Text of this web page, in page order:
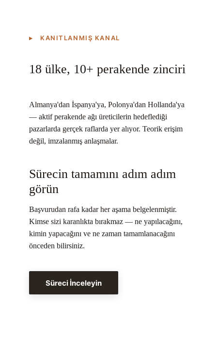
Süreci İnceleyin
▸ KANITLANMIŞ KANAL
Sürecin tamamını adım adım
görün
18 ülke, 10+ perakende zinciri
Başvurudan rafa kadar her aşama belgelenmiştir.
Kimse sizi karanlıkta bırakmaz — ne yapılacağını,
kimin yapacağını ve ne zaman tamamlanacağını
önceden bilirsiniz.
Almanya'dan İspanya'ya, Polonya'dan Hollanda'ya
— aktif perakende ağı üreticilerin hedeflediği
pazarlarda gerçek raflarda yer alıyor. Teorik erişim
değil, imzalanmış anlaşmalar.